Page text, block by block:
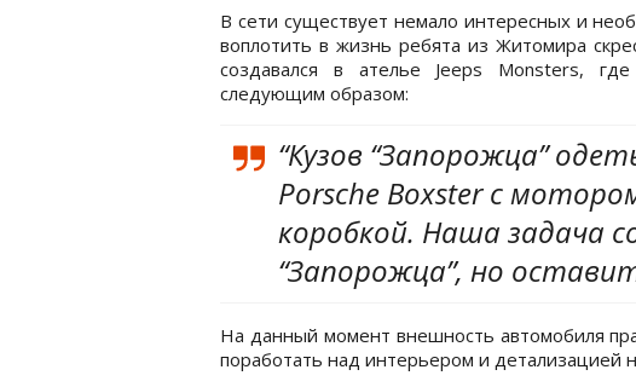
В сети существует немало интересных и
воплотить в жизнь ребята из Житомира
создавался в ателье Jeeps Monsters,
следующим образом:
“Кузов “Запорожца”
Porsche Boxster с
коробкой. Наша задача
“Запорожца”, но
На данный момент внешность автомобиля
поработать над интерьером и детализацией